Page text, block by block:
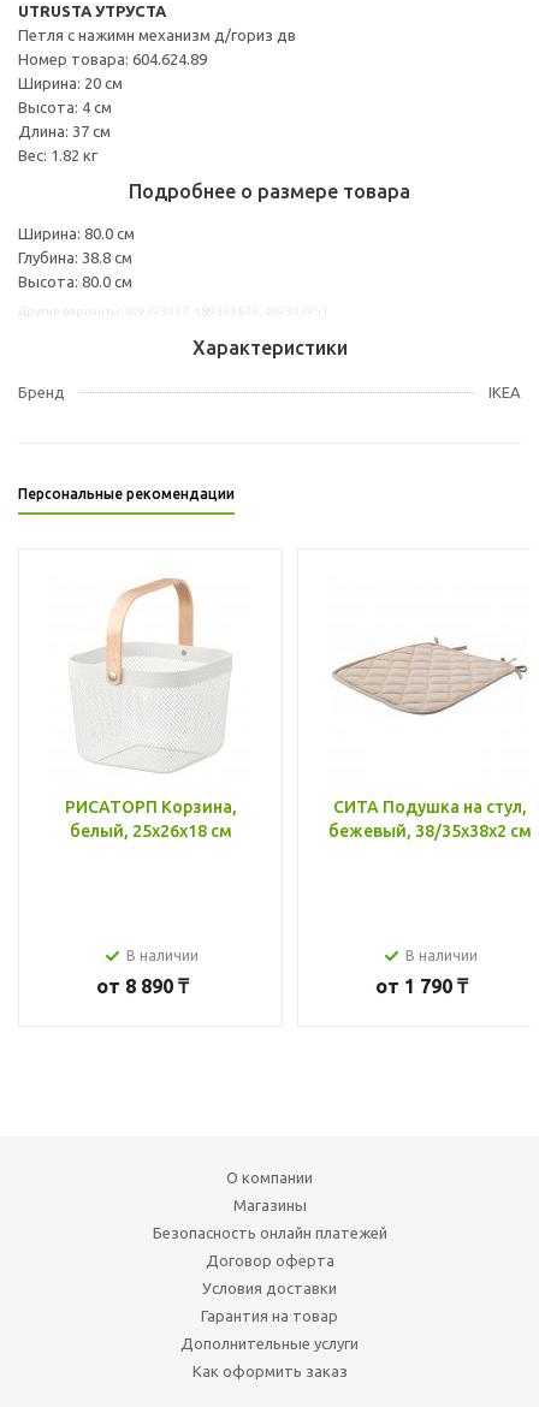
UTRUSTA УТРУСТА
Петля с нажимн механизм д/гориз дв
Номер товара: 604.624.89
Ширина: 20 см
Высота: 4 см
Длина: 37 см
Вес: 1.82 кг
Подробнее о размере товара
Ширина: 80.0 см
Глубина: 38.8 см
Высота: 80.0 см
Характеристики
Бренд IKEA
Персональные рекомендации
РИСАТОРП Корзина,
белый, 25x26x18 см
В наличии
от 8 890 ₸
СИТА Подушка на стул,
бежевый, 38/35x38x2 см
В наличии
от 1 790 ₸
О компании
Магазины
Безопасность онлайн платежей
Договор оферта
Условия доставки
Гарантия на товар
Дополнительные услуги
Как оформить заказ